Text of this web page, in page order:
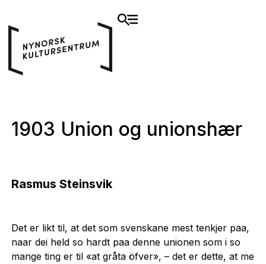
1903 Union og unionshær
Rasmus Steinsvik
Det er likt til, at det som svenskane mest tenkjer paa,
naar dei held so hardt paa denne unionen som i so
mange ting er til «at gråta öfver», – det er dette, at me